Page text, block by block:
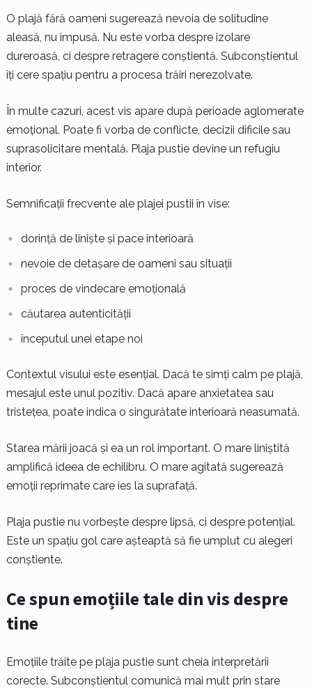
O plajă fără oameni sugerează nevoia de solitudine
aleasă, nu impusă. Nu este vorba despre izolare
dureroasă, ci despre retragere conștientă. Subconștientul
îți cere spațiu pentru a procesa trăiri nerezolvate.
În multe cazuri, acest vis apare după perioade aglomerate
emoțional. Poate fi vorba de conflicte, decizii dificile sau
suprasolicitare mentală. Plaja pustie devine un refugiu
interior.
Semnificații frecvente ale plajei pustii în vise:
dorință de liniște și pace interioară
nevoie de detașare de oameni sau situații
proces de vindecare emoțională
căutarea autenticității
începutul unei etape noi
Contextul visului este esențial. Dacă te simți calm pe plajă,
mesajul este unul pozitiv. Dacă apare anxietatea sau
tristețea, poate indica o singurătate interioară neasumată.
Starea mării joacă și ea un rol important. O mare liniștită
amplifică ideea de echilibru. O mare agitată sugerează
emoții reprimate care ies la suprafață.
Plaja pustie nu vorbește despre lipsă, ci despre potențial.
Este un spațiu gol care așteaptă să fie umplut cu alegeri
conștiente.
Ce spun emoțiile tale din vis despre
tine
Emoțiile trăite pe plaja pustie sunt cheia interpretării
corecte. Subconștientul comunică mai mult prin stare